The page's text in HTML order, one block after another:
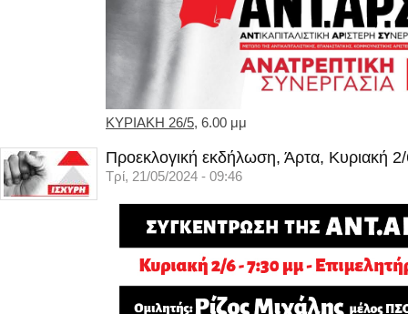
ΚΥΡΙΑΚΗ 26/5, 6.00 μμ
Προεκλογική εκδήλωση, Άρτα, Κυριακή
Τρί, 21/05/2024 - 09:46